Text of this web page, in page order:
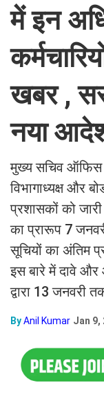
में इन
खबर ,
नया
मुख्य सचिव ऑफिस
विभागाध्यक्ष और
प्रशासकों को
का प्रारूप 7
सूचियों का अंतिम
इस बारे में दावे और
द्वारा 13 जनवरी
ByAnil Kumar Jan 9,